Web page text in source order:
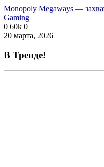
Monopoly Megaways —
Gaming
0 60k 0
20 марта, 2026
В Тренде!